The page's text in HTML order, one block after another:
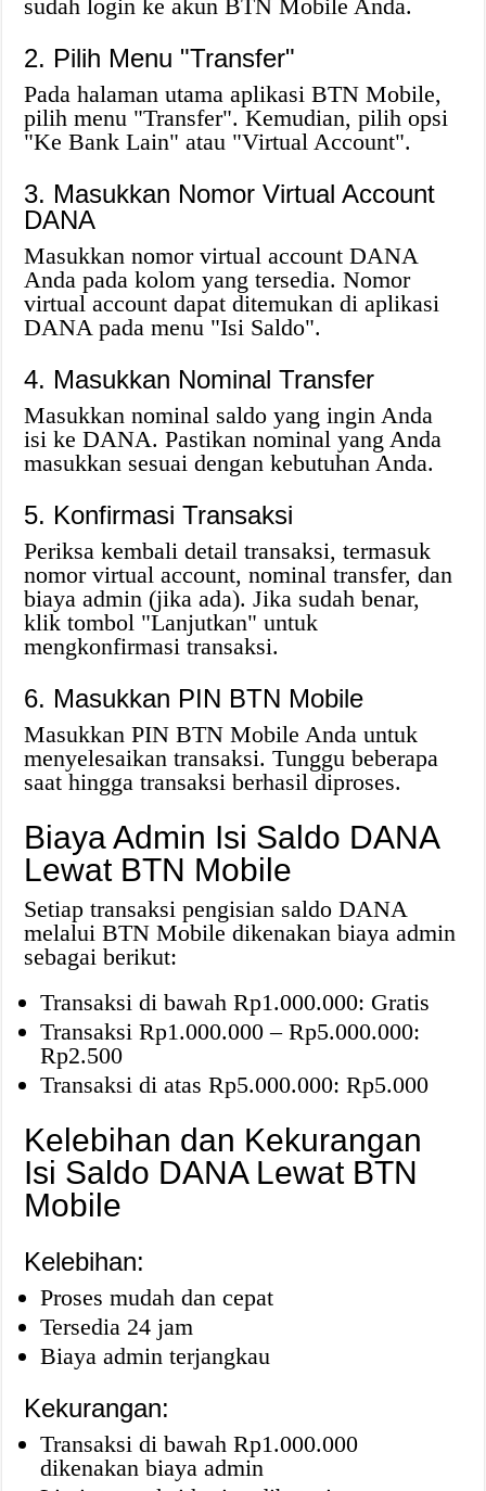
sudah login ke akun BTN Mobile Anda.
2. Pilih Menu "Transfer"
Pada halaman utama aplikasi BTN Mobile,
pilih menu "Transfer". Kemudian, pilih opsi
"Ke Bank Lain" atau "Virtual Account".
3. Masukkan Nomor Virtual Account
DANA
Masukkan nomor virtual account DANA
Anda pada kolom yang tersedia. Nomor
virtual account dapat ditemukan di aplikasi
DANA pada menu "Isi Saldo".
4. Masukkan Nominal Transfer
Masukkan nominal saldo yang ingin Anda
isi ke DANA. Pastikan nominal yang Anda
masukkan sesuai dengan kebutuhan Anda.
5. Konfirmasi Transaksi
Periksa kembali detail transaksi, termasuk
nomor virtual account, nominal transfer, dan
biaya admin (jika ada). Jika sudah benar,
klik tombol "Lanjutkan" untuk
mengkonfirmasi transaksi.
6. Masukkan PIN BTN Mobile
Masukkan PIN BTN Mobile Anda untuk
menyelesaikan transaksi. Tunggu beberapa
saat hingga transaksi berhasil diproses.
Biaya Admin Isi Saldo DANA
Lewat BTN Mobile
Setiap transaksi pengisian saldo DANA
melalui BTN Mobile dikenakan biaya admin
sebagai berikut:
Transaksi di bawah Rp1.000.000: Gratis
Transaksi Rp1.000.000 – Rp5.000.000:
Rp2.500
Transaksi di atas Rp5.000.000: Rp5.000
Kelebihan dan Kekurangan
Isi Saldo DANA Lewat BTN
Mobile
Kelebihan:
Proses mudah dan cepat
Tersedia 24 jam
Biaya admin terjangkau
Kekurangan:
Transaksi di bawah Rp1.000.000
dikenakan biaya admin